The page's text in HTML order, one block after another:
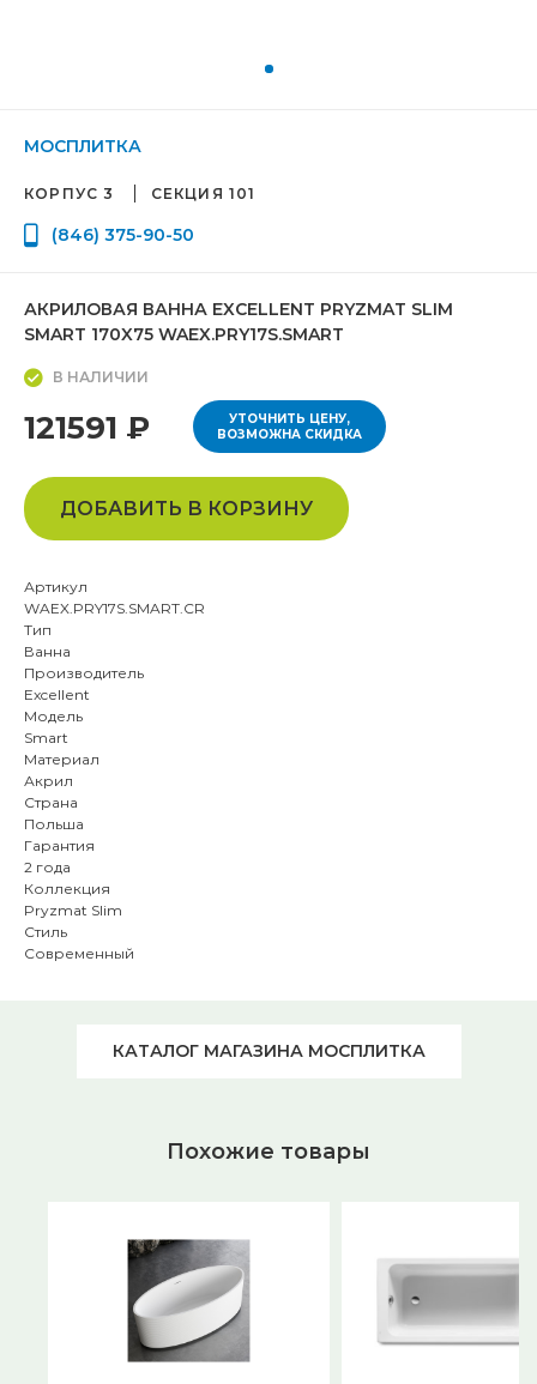
МОСПЛИТКА
КОРПУС 3 СЕКЦИЯ 101
(846) 375-90-50
АКРИЛОВАЯ ВАННА EXCELLENT PRYZMAT SLIM
SMART 170X75 WAEX.PRY17S.SMART
В НАЛИЧИИ
121591 ₽
УТОЧНИТЬ ЦЕНУ,
ВОЗМОЖНА СКИДКА
ДОБАВИТЬ В КОРЗИНУ
Артикул
WAEX.PRY17S.SMART.CR
Тип
Ванна
Производитель
Excellent
Модель
Smart
Материал
Акрил
Страна
Польша
Гарантия
2 года
Коллекция
Pryzmat Slim
Стиль
Современный
КАТАЛОГ МАГАЗИНА МОСПЛИТКА
Похожие товары